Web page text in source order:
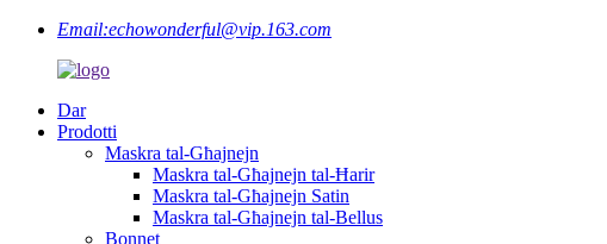
Email:echowonderful@vip.163.com
Dar
Prodotti
Maskra tal-Għajnejn
Maskra tal-Għajnejn tal-Ħarir
Maskra tal-Għajnejn Satin
Maskra tal-Għajnejn tal-Bellus
Bonnet